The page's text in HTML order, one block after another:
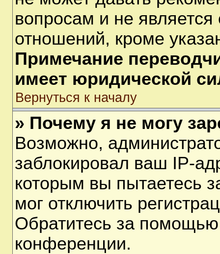
вопросам и не
отношений, кроме
Примечание
имеет юридической
Вернуться к началу
» Почему я не могу
Возможно,
заблокировал ваш IP-
которым вы пытаетесь
мог отключить
Обратитесь за помощью
конференции.